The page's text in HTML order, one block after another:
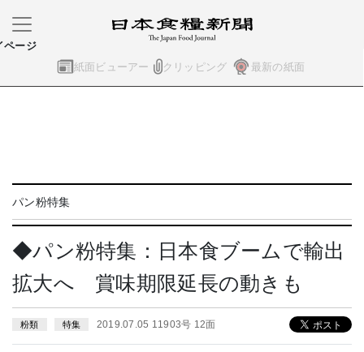
紙面ビューアー クリッピング 最新の紙面
ページ
パン粉特集
◆パン粉特集：日本食ブームで輸出
拡大へ 賞味期限延長の動きも
粉類 特集 2019.07.05 11903号 12面